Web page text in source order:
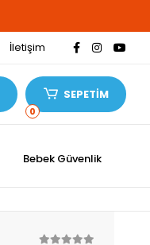
İletişim
0
SEPETİM
Bebek Güvenlik